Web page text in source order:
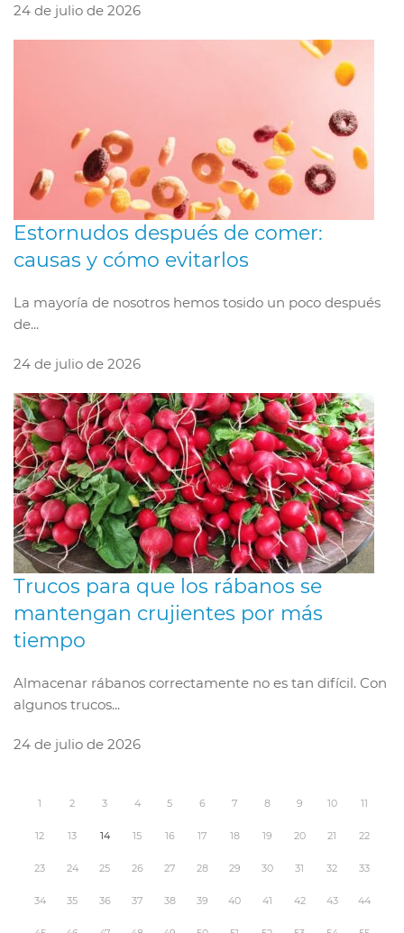
24 de julio de 2026
Estornudos después de comer:
causas y cómo evitarlos
La mayoría de nosotros hemos tosido un poco después
de...
24 de julio de 2026
Trucos para que los rábanos se
mantengan crujientes por más
tiempo
Almacenar rábanos correctamente no es tan difícil. Con
algunos trucos...
24 de julio de 2026
1 2 3 4 5 6 7 8 9 10 11
12 13 14 15 16 17 18 19 20 21 22
23 24 25 26 27 28 29 30 31 32 33
34 35 36 37 38 39 40 41 42 43 44